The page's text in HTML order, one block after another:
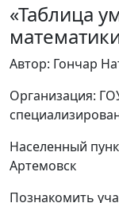
«Таблица
Автор: Гончар
Организация:
Населенный
Артемовск
Познакомить